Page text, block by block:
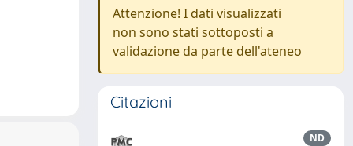
Attenzione! I dati visualizzati
non sono stati sottoposti a
validazione da parte dell'ateneo
Citazioni
ND